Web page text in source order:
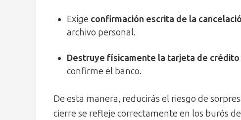
Exige confirmación escrita de la
archivo personal.
Destruye físicamente la tarjeta de crédito
confirme el banco.
De esta manera, reducirás el riesgo de
cierre se refleje correctamente en los burós